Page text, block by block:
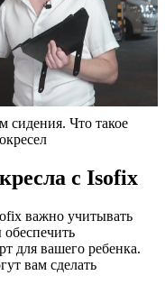
сидения. Что такое
с Isofix
важно учитывать
для вашего ребенка.
вам сделать